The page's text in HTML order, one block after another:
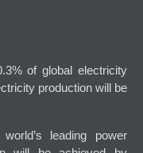
of global electricity
production will be
leading power